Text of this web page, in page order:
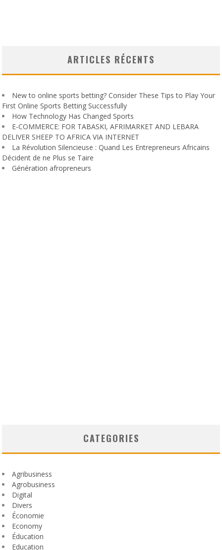
ARTICLES RÉCENTS
New to online sports betting? Consider These Tips to Play Your
First Online Sports Betting Successfully
How Technology Has Changed Sports
E-COMMERCE: FOR TABASKI, AFRIMARKET AND LEBARA
DELIVER SHEEP TO AFRICA VIA INTERNET
La Révolution Silencieuse : Quand Les Entrepreneurs Africains
Décident de ne Plus se Taire
Génération afropreneurs
CATEGORIES
Agribusiness
Agrobusiness
Digital
Divers
Économie
Economy
Éducation
Education